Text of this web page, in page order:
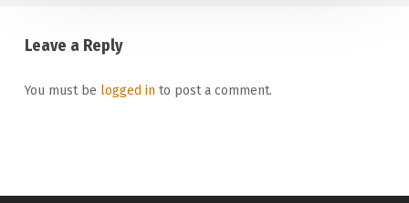
Leave a Reply
You must be logged into post a comment.